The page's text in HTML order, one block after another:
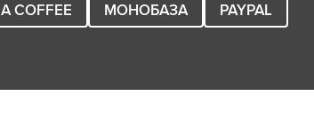
COFFEE МОНОБАЗА PAYPAL